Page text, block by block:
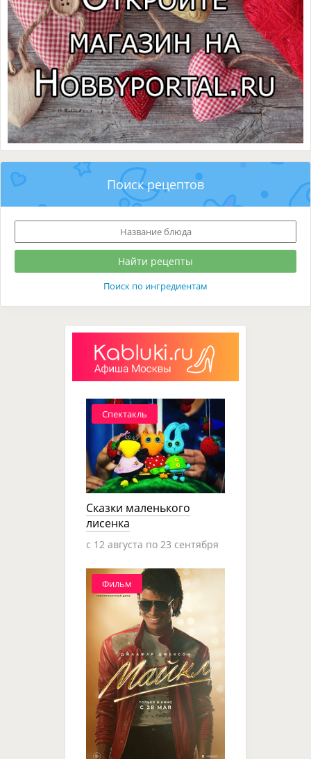
Поиск рецептов
Поиск по ингредиентам
Спектакль
Сказки маленького
лисенка
c 12 августа по 23 сентября
Фильм